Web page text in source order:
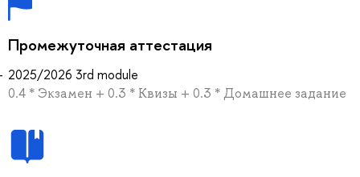
Промежуточная аттестация
2025/2026 3rd module
0.4 * Экзамен + 0.3 * Квизы + 0.3 * Домашнее задание